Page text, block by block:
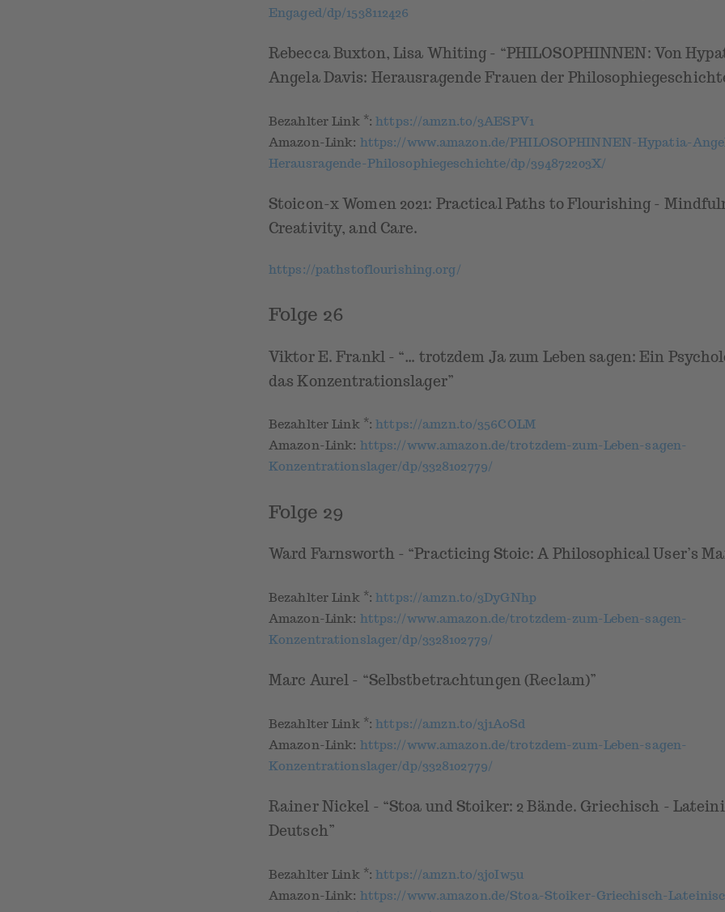
Engaged/dp/1538112426
Rebecca Buxton, Lisa Whiting - “PHILOSOPHINNEN: Von
Angela Davis: Herausragende Frauen der
Bezahlter Link *:https://amzn.to/3AESPV1
Amazon-Link: https://www.amazon.de/PHILOSOPHINNEN-Hypatia-
Herausragende-Philosophiegeschichte/dp/394872203X/
Stoicon-x Women 2021: Practical Paths to Flourishing -
Creativity, and Care.
https://pathstoflourishing.org/
Folge 26
Viktor E. Frankl - “… trotzdem Ja zum Leben sagen: Ein
das Konzentrationslager”
Bezahlter Link *:https://amzn.to/356COLM
Amazon-Link: https://www.amazon.de/trotzdem-zum-Leben-sagen-
Konzentrationslager/dp/3328102779/
Folge 29
Ward Farnsworth - “Practicing Stoic: A Philosophical User’s
Bezahlter Link *:https://amzn.to/3DyGNhp
Amazon-Link: https://www.amazon.de/trotzdem-zum-Leben-sagen-
Konzentrationslager/dp/3328102779/
Marc Aurel - “Selbstbetrachtungen (Reclam)”
Bezahlter Link *:https://amzn.to/3j1AoSd
Amazon-Link: https://www.amazon.de/trotzdem-zum-Leben-sagen-
Konzentrationslager/dp/3328102779/
Rainer Nickel - “Stoa und Stoiker: 2 Bände. Griechisch -
Deutsch”
Bezahlter Link *:https://amzn.to/3j0Iw5u
Amazon-Link: https://www.amazon.de/Stoa-Stoiker-Griechisch-